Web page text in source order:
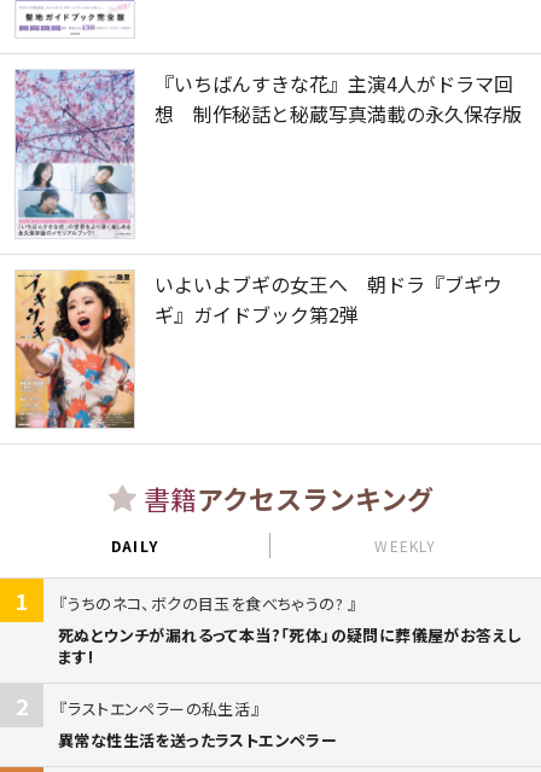
『いちばんすきな花』主演4人がドラマ回
想 制作秘話と秘蔵写真満載の永久保存版
いよいよブギの女王へ 朝ドラ『ブギウ
ギ』ガイドブック第2弾
書籍アクセスランキング
DAILY WEEKLY
1
うちのネコ、ボクの目玉を食べちゃうの?
死ぬとウンチが漏れるって本当?「死体」の疑問に葬儀屋がお答えし
ます!
2
ラストエンペラーの私生活
異常な性生活を送ったラストエンペラー